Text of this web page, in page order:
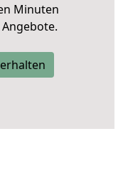
Minuten